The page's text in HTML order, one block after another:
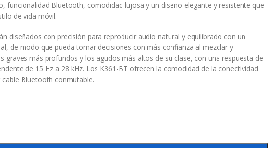
funcionalidad Bluetooth, comodidad lujosa y un diseño elegante y resistente que
de vida móvil.
diseñados con precisión para reproducir audio natural y equilibrado con un
de modo que pueda tomar decisiones con más confianza al mezclar y
graves más profundos y los agudos más altos de su clase, con una respuesta de
de 15 Hz a 28 kHz. Los K361-BT ofrecen la comodidad de la conectividad
cable Bluetooth conmutable.